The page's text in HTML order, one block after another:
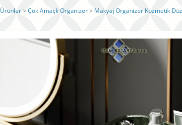
Ürünler> Çok Amaçlı Organizer> Makyaj Organizer Kozmetik